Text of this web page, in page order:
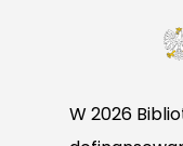
W 2026